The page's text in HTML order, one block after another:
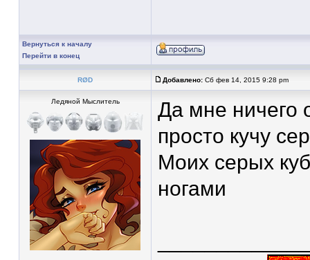
Вернуться к началу
Перейти в конец
RØD Добавлено: Сб фев 14, 2015 9:28 pm
Ледяной Мыслитель
Да мне ничего
просто кучу
Моих серых
ногами